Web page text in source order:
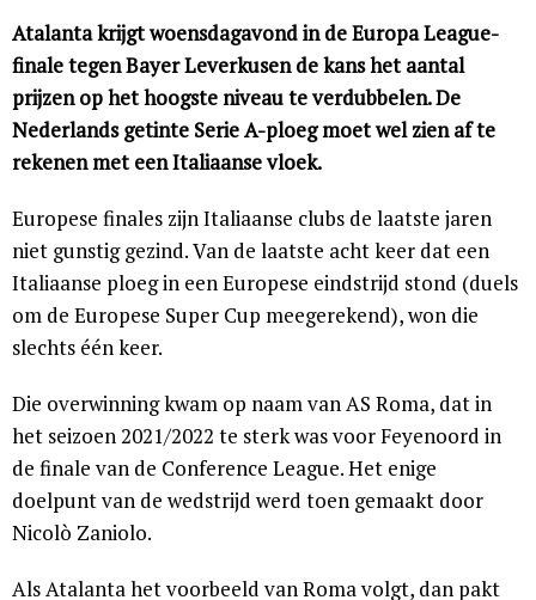
Atalanta krijgt woensdagavond in de Europa League-
finale tegen Bayer Leverkusen de kans het aantal
prijzen op het hoogste niveau te verdubbelen. De
Nederlands getinte Serie A-ploeg moet wel zien af te
rekenen met een Italiaanse vloek.
Europese finales zijn Italiaanse clubs de laatste jaren
niet gunstig gezind. Van de laatste acht keer dat een
Italiaanse ploeg in een Europese eindstrijd stond (duels
om de Europese Super Cup meegerekend), won die
slechts één keer.
Die overwinning kwam op naam van AS Roma, dat in
het seizoen 2021/2022 te sterk was voor Feyenoord in
de finale van de Conference League. Het enige
doelpunt van de wedstrijd werd toen gemaakt door
Nicolò Zaniolo.
Als Atalanta het voorbeeld van Roma volgt, dan pakt